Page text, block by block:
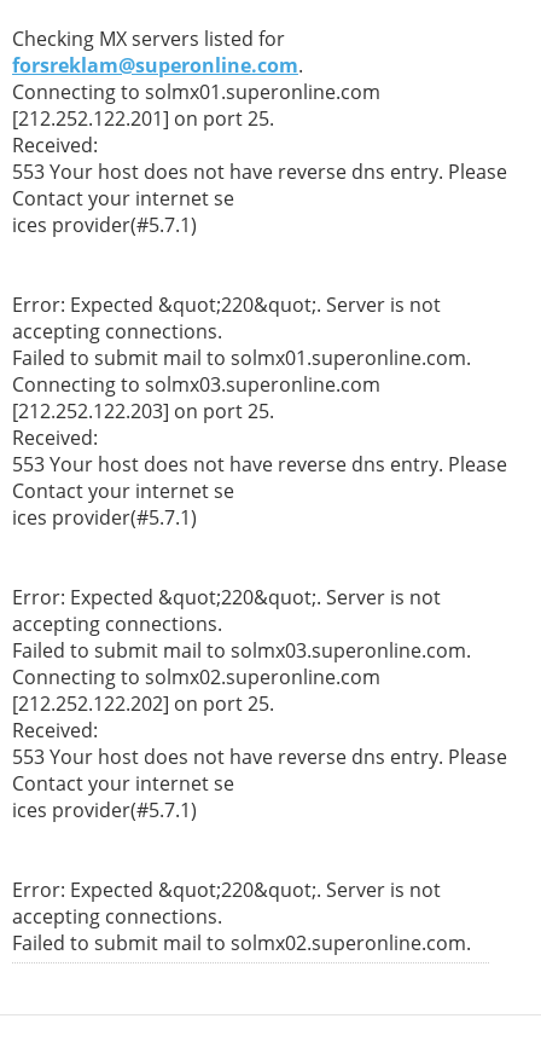
Checking MX servers listed for
forsreklam@superonline.com.
Connecting to solmx01.superonline.com
[212.252.122.201] on port 25.
Received:
553 Your host does not have reverse dns entry. Please
Contact your internet se
ices provider(#5.7.1)
Error: Expected &quot;220&quot;. Server is not
accepting connections.
Failed to submit mail to solmx01.superonline.com.
Connecting to solmx03.superonline.com
[212.252.122.203] on port 25.
Received:
553 Your host does not have reverse dns entry. Please
Contact your internet se
ices provider(#5.7.1)
Error: Expected &quot;220&quot;. Server is not
accepting connections.
Failed to submit mail to solmx03.superonline.com.
Connecting to solmx02.superonline.com
[212.252.122.202] on port 25.
Received:
553 Your host does not have reverse dns entry. Please
Contact your internet se
ices provider(#5.7.1)
Error: Expected &quot;220&quot;. Server is not
accepting connections.
Failed to submit mail to solmx02.superonline.com.